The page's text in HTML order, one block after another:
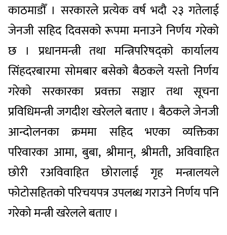
काठमाडाैँ । सरकारले प्रत्येक वर्ष भदौ २३ गतेलाई
जेनजी सहिद दिवसको रूपमा मनाउने निर्णय गरेको
छ । प्रधानमन्त्री तथा मन्त्रिपरिषद्काे कार्यालय
सिंहदरबारमा सोमबार बसेको बैठकले यस्ताे निर्णय
गरेकाे सरकारका प्रवक्ता सञ्चार तथा सूचना
प्रविधिमन्त्री जगदीश खरेलले बताए । बैठकले जेनजी
आन्दोलनका क्रममा सहिद भएका व्यक्तिका
परिवारका आमा, बुबा, श्रीमान्, श्रीमती, अविवाहित
छोरी रअविवाहित छोरालाई गृह मन्त्रालयले
फोटोसहितको परिचयपत्र उपलब्ध गराउने निर्णय पनि
गरेको मन्त्री खरेलले बताए ।